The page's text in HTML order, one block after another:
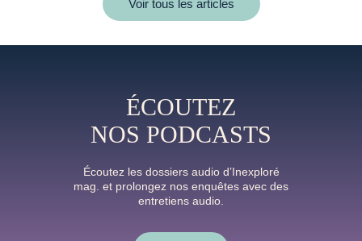
Voir tous les articles
ÉCOUTEZ
NOS PODCASTS
Écoutez les dossiers audio d’Inexploré
mag. et prolongez nos enquêtes avec des
entretiens audio.